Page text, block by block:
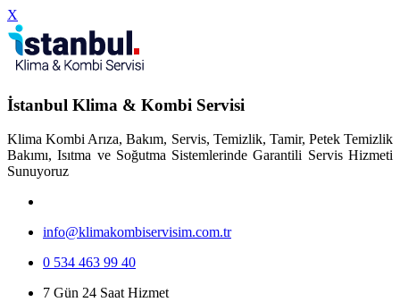
X
İstanbul Klima & Kombi Servisi
Klima Kombi Arıza, Bakım, Servis, Temizlik, Tamir, Petek Temizlik
Bakımı, Isıtma ve Soğutma Sistemlerinde Garantili Servis Hizmeti
Sunuyoruz
info@klimakombiservisim.com.tr
0 534 463 99 40
7 Gün 24 Saat Hizmet